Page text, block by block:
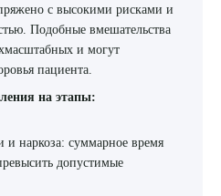
с высокими рисками и
Подобные вмешательства
и могут
пациента.
на этапы:
и наркоза: суммарное время
допустимые
ПОДТВЕРДИТЬ